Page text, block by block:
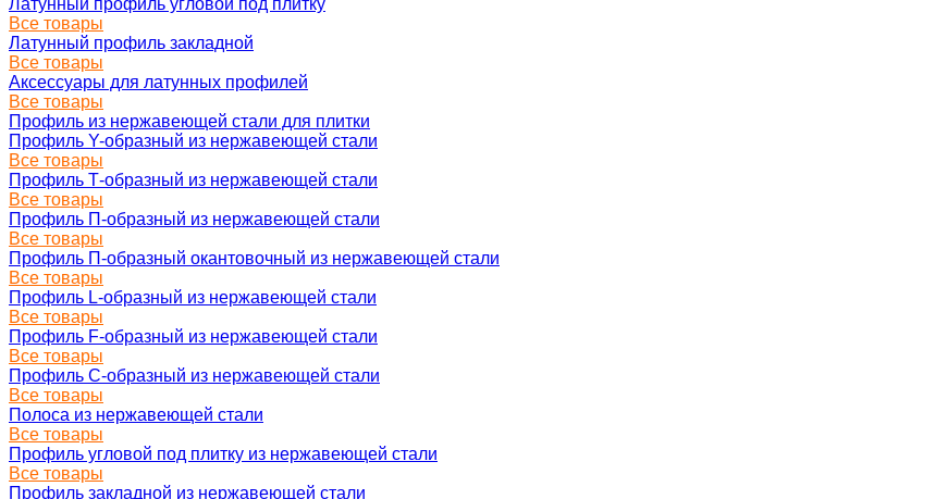
Латунный профиль угловой под плитку
Все товары
Латунный профиль закладной
Все товары
Аксессуары для латунных профилей
Все товары
Профиль из нержавеющей стали для плитки
Профиль Y-образный из нержавеющей стали
Все товары
Профиль Т-образный из нержавеющей стали
Все товары
Профиль П-образный из нержавеющей стали
Все товары
Профиль П-образный окантовочный из нержавеющей стали
Все товары
Профиль L-образный из нержавеющей стали
Все товары
Профиль F-образный из нержавеющей стали
Все товары
Профиль C-образный из нержавеющей стали
Все товары
Полоса из нержавеющей стали
Все товары
Профиль угловой под плитку из нержавеющей стали
Все товары
Профиль закладной из нержавеющей стали